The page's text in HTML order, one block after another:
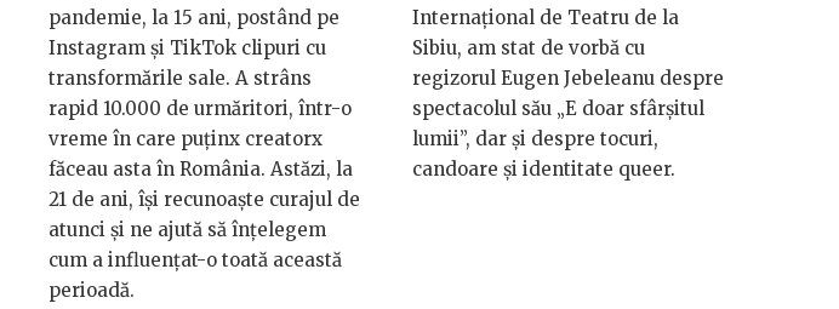
pandemie, la 15 ani, postând pe
Instagram și TikTok clipuri cu
transformările sale. A strâns
rapid 10.000 de urmăritori, într-o
vreme în care puținx creatorx
făceau asta în România. Astăzi, la
21 de ani, își recunoaște curajul de
atunci și ne ajută să înțelegem
cum a influențat-o toată această
perioadă.
Internațional de Teatru de la
Sibiu, am stat de vorbă cu
regizorul Eugen Jebeleanu despre
spectacolul său „E doar sfârșitul
lumii”, dar și despre tocuri,
candoare și identitate queer.